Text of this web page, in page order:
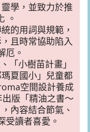
學，並致力於推
。
的用詞與規範，
且時常協助陷入
厄。
「小樹苗計畫」
夏國小」兒童都
空間設計養成
版「精油之書～
內容結合節氣、
受讀者喜愛。